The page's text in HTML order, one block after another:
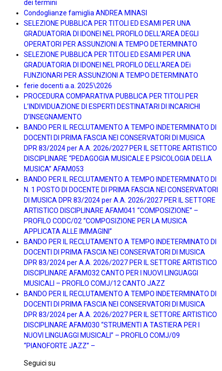
dei termini
Condoglianze famiglia ANDREA MINASI
SELEZIONE PUBBLICA PER TITOLI ED ESAMI PER UNA
GRADUATORIA DI IDONEI NEL PROFILO DELL’AREA DEGLI
OPERATORI PER ASSUNZIONI A TEMPO DETERMINATO
SELEZIONE PUBBLICA PER TITOLI ED ESAMI PER UNA
GRADUATORIA DI IDONEI NEL PROFILO DELL’AREA DEi
FUNZIONARI PER ASSUNZIONI A TEMPO DETERMINATO
ferie docenti a.a. 2025\2026
PROCEDURA COMPARATIVA PUBBLICA PER TITOLI PER
L’INDIVIDUAZIONE DI ESPERTI DESTINATARI DI INCARICHI
D’INSEGNAMENTO
BANDO PER IL RECLUTAMENTO A TEMPO INDETERMINATO DI
DOCENTI DI PRIMA FASCIA NEI CONSERVATORI DI MUSICA
DPR 83/2024 per A.A. 2026/2027 PER IL SETTORE ARTISTICO
DISCIPLINARE “PEDAGOGIA MUSICALE E PSICOLOGIA DELLA
MUSICA” AFAM053
BANDO PER IL RECLUTAMENTO A TEMPO INDETERMINATO DI
N. 1 POSTO DI DOCENTE DI PRIMA FASCIA NEI CONSERVATORI
DI MUSICA DPR 83/2024 per A.A. 2026/2027 PER IL SETTORE
ARTISTICO DISCIPLINARE AFAM041 “COMPOSIZIONE” –
PROFILO CODC/02 “COMPOSIZIONE PER LA MUSICA
APPLICATA ALLE IMMAGINI”
BANDO PER IL RECLUTAMENTO A TEMPO INDETERMINATO DI
DOCENTI DI PRIMA FASCIA NEI CONSERVATORI DI MUSICA
DPR 83/2024 per A.A. 2026/2027 PER IL SETTORE ARTISTICO
DISCIPLINARE AFAM032 CANTO PER I NUOVI LINGUAGGI
MUSICALI – PROFILO COMJ/12 CANTO JAZZ
BANDO PER IL RECLUTAMENTO A TEMPO INDETERMINATO DI
DOCENTI DI PRIMA FASCIA NEI CONSERVATORI DI MUSICA
DPR 83/2024 per A.A. 2026/2027 PER IL SETTORE ARTISTICO
DISCIPLINARE AFAM030 “STRUMENTI A TASTIERA PER I
NUOVI LINGUAGGI MUSICALI” – PROFILO COMJ/09
“PIANOFORTE JAZZ” –
Seguici su